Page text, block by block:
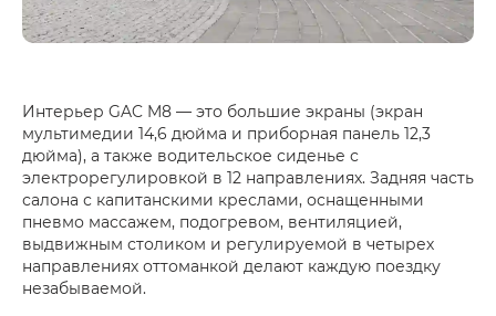
Интерьер GAC M8 — это большие экраны (экран
мультимедии 14,6 дюйма и приборная панель 12,3
дюйма), а также водительское сиденье с
электрорегулировкой в 12 направлениях. Задняя часть
салона с капитанскими креслами, оснащенными
пневмо массажем, подогревом, вентиляцией,
выдвижным столиком и регулируемой в четырех
направлениях оттоманкой делают каждую поездку
незабываемой.